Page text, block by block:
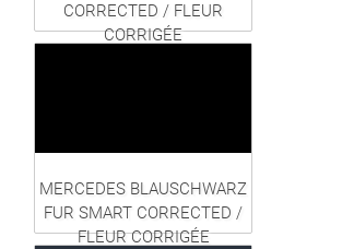
CORRECTED / FLEUR
CORRIGÉE
MERCEDES BLAUSCHWARZ
FUR SMART CORRECTED /
FLEUR CORRIGÉE